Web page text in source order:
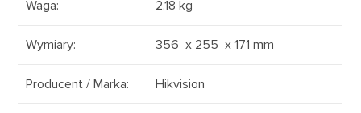
Waga: 2.18 kg
Wymiary: 356 x 255 x 171 mm
Producent / Marka: Hikvision